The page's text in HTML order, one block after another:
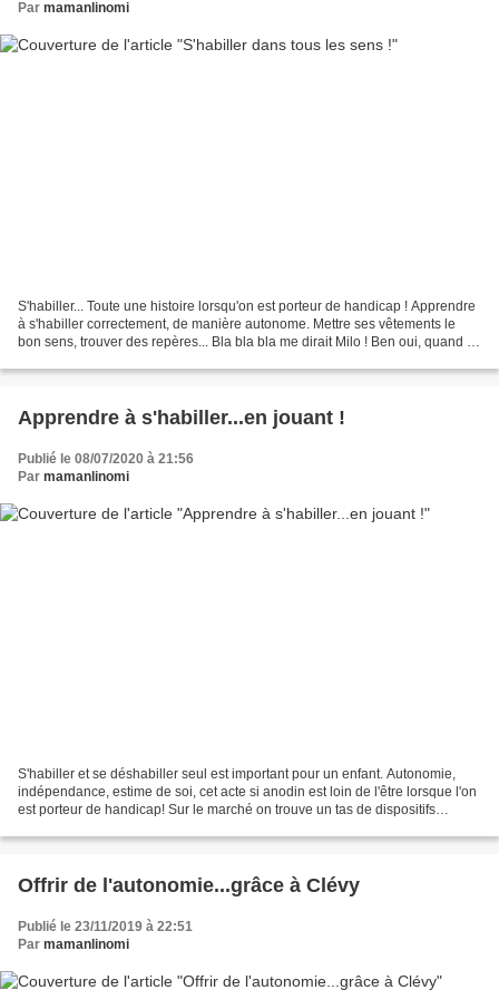
Par mamanlinomi
S'habiller... Toute une histoire lorsqu'on est porteur de handicap ! Apprendre
à s'habiller correctement, de manière autonome. Mettre ses vêtements le
bon sens, trouver des repères... Bla bla bla me dirait Milo ! Ben oui, quand il
Apprendre à s'habiller...en jouant !
Publié le 08/07/2020 à 21:56
Par mamanlinomi
S'habiller et se déshabiller seul est important pour un enfant. Autonomie,
indépendance, estime de soi, cet acte si anodin est loin de l'être lorsque l'on
est porteur de handicap! Sur le marché on trouve un tas de dispositifs
Offrir de l'autonomie...grâce à Clévy
Publié le 23/11/2019 à 22:51
Par mamanlinomi